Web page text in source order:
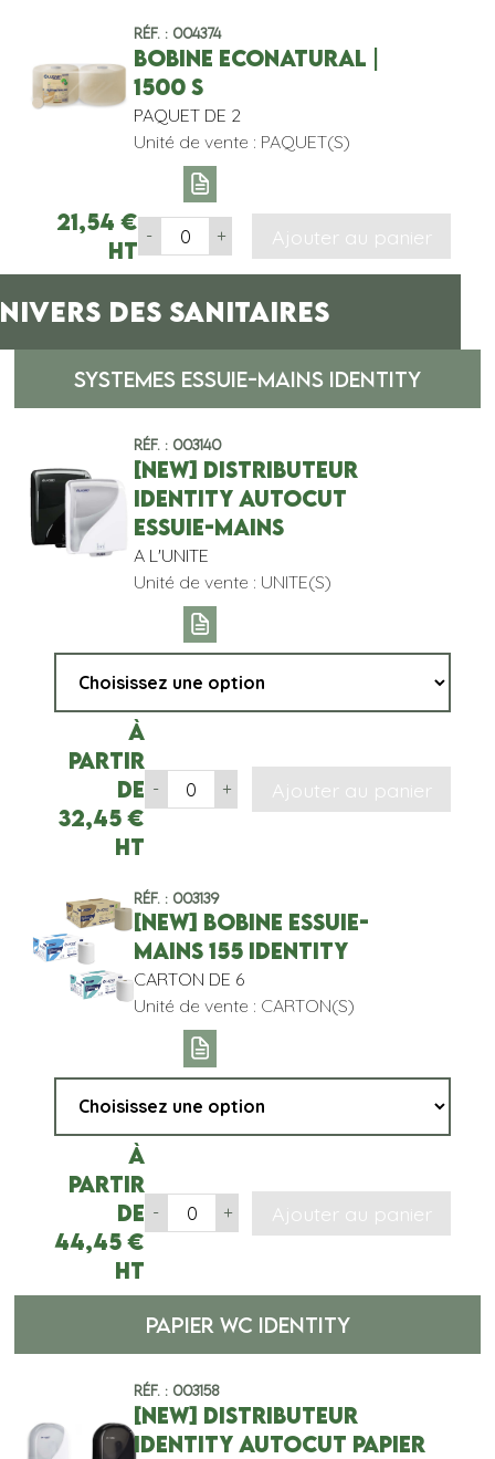
Réf. : 004374
BOBINE ECONATURAL |
1500 S
PAQUET DE 2
Unité de vente : PAQUET(S)
21,54€
HT
- + Ajouter au panier
DES SANITAIRES
SYSTEMES ESSUIE-MAINS IDENTITY
Réf. : 003140
[NEW] DISTRIBUTEUR
IDENTITY AUTOCUT
ESSUIE-MAINS
A L'UNITE
Unité de vente : UNITE(S)
À
partir
de
32,45 €
HT
- + Ajouter au panier
Réf. : 003139
[NEW] BOBINE ESSUIE-
MAINS 155 IDENTITY
CARTON DE 6
Unité de vente : CARTON(S)
À
partir
de
44,45€
HT
- + Ajouter au panier
PAPIER WC IDENTITY
Réf. : 003158
[NEW] DISTRIBUTEUR
IDENTITY AUTOCUT PAPIER